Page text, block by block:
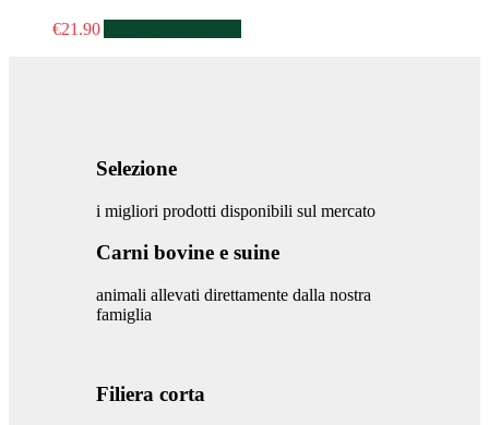
€21.90
Selezione
i migliori prodotti disponibili sul mercato
Carni bovine e suine
animali allevati direttamente dalla nostra
famiglia
Filiera corta